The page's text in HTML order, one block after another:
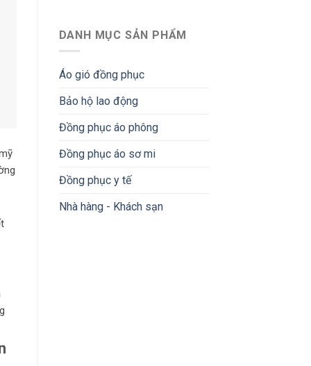
DANH MỤC SẢN PHẨM
Áo gió đồng phục
Bảo hộ lao động
Đồng phục áo phông
Đồng phục áo sơ mi
Đồng phục y tế
Nhà hàng - Khách sạn